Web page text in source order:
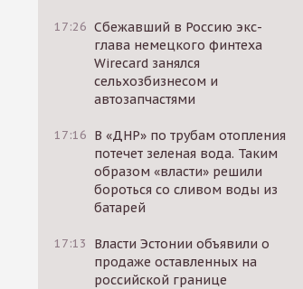
17:26 Сбежавший в Россию экс-
глава немецкого финтеха
Wirecard занялся
сельхозбизнесом и
автозапчастями
17:16 В «ДНР» по трубам отопления
потечет зеленая вода. Таким
образом «власти» решили
бороться со сливом воды из
батарей
17:13
Власти Эстонии объявили о
продаже оставленных на
российской границе